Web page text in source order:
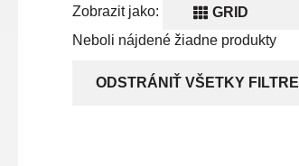
Zobrazit jako: GRID
Neboli nájdené žiadne produkty
ODSTRÁNIŤ VŠETKY FILTRE